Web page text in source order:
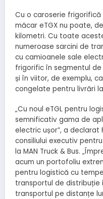
Cu o caroserie frigorifică
măcar eTGX nu poate,
kilometri. Cu toate
numeroase sarcini de
cu camioanele sale
frigorific în segmentul
și în viitor, de exemplu,
congelate pentru livrări
„Cu noul eTGL pentru
semnificativ gama de
electric ușor”, a declarat
consiliului executiv
la MAN Truck & Bus.
acum un portofoliu
pentru logistică cu
transportul de distribuție
transportul pe distanțe